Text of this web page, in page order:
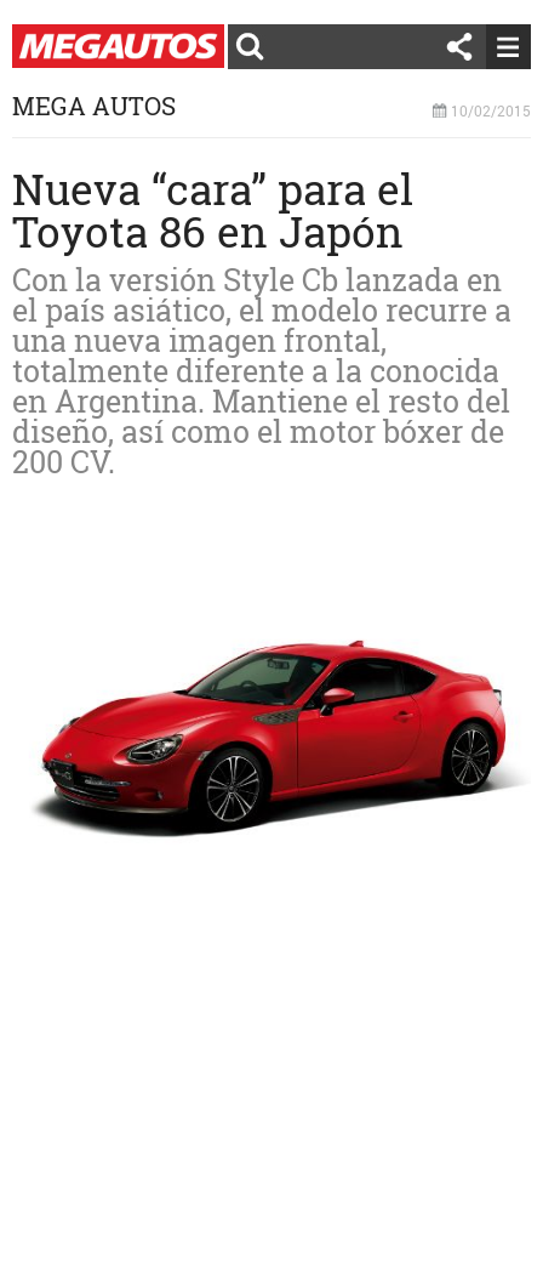
MEGA AUTOS 10/02/2015
Nueva “cara” para el
Toyota 86 en Japón
Con la versión Style Cb lanzada en
el país asiático, el modelo recurre a
una nueva imagen frontal,
totalmente diferente a la conocida
en Argentina. Mantiene el resto del
diseño, así como el motor bóxer de
200 CV.